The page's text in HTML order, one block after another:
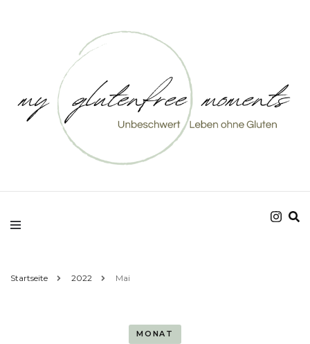
my glutenfree
Startseite 2022 Mai
MONAT